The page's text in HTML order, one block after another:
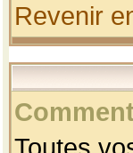
Revenir